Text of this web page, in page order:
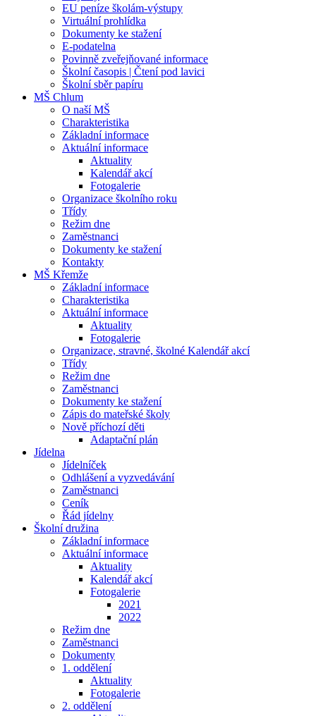
EU peníze školám-výstupy
Virtuální prohlídka
Dokumenty ke stažení
E-podatelna
Povinně zveřejňované informace
Školní časopis | Čtení pod lavici
Školní sběr papíru
MŠ Chlum
O naší MŠ
Charakteristika
Základní informace
Aktuální informace
Aktuality
Kalendář akcí
Fotogalerie
Organizace školního roku
Třídy
Režim dne
Zaměstnanci
Dokumenty ke stažení
Kontakty
MŠ Křemže
Základní informace
Charakteristika
Aktuální informace
Aktuality
Fotogalerie
Organizace, stravné, školné Kalendář akcí
Třídy
Režim dne
Zaměstnanci
Dokumenty ke stažení
Zápis do mateřské školy
Nově příchozí děti
Adaptační plán
Jídelna
Jídelníček
Odhlášení a vyzvedávání
Zaměstnanci
Ceník
Řád jídelny
Školní družina
Základní informace
Aktuální informace
Aktuality
Kalendář akcí
Fotogalerie
2021
2022
Režim dne
Zaměstnanci
Dokumenty
1. oddělení
Aktuality
Fotogalerie
2. oddělení